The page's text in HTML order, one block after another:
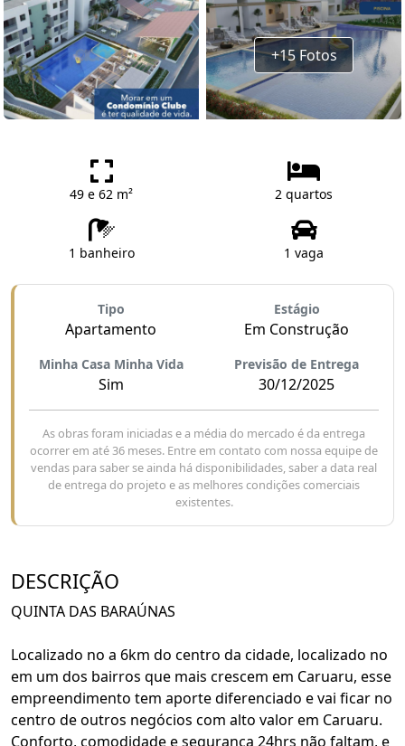
+15 Fotos
49 e 62 m² 2 quartos
1 banheiro 1 vaga
Tipo
Apartamento
Estágio
Em Construção
Minha Casa Minha Vida
Sim
Previsão de Entrega
30/12/2025
As obras foram iniciadas e a média do mercado é da entrega
ocorrer em até 36 meses. Entre em contato com nossa equipe de
vendas para saber se ainda há disponibilidades, saber a data real
de entrega do projeto e as melhores condições comerciais
existentes.
DESCRIÇÃO
QUINTA DAS BARAÚNAS
Localizado no a 6km do centro da cidade, localizado no
em um dos bairros que mais crescem em Caruaru, esse
empreendimento tem aporte diferenciado e vai ficar no
centro de outros negócios com alto valor em Caruaru.
Conforto, comodidade e segurança 24hrs não faltam, e